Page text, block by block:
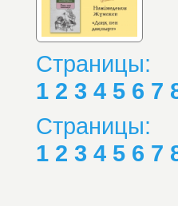
Страницы:
1 2 3 4 5 6 7
Страницы:
1 2 3 4 5 6 7